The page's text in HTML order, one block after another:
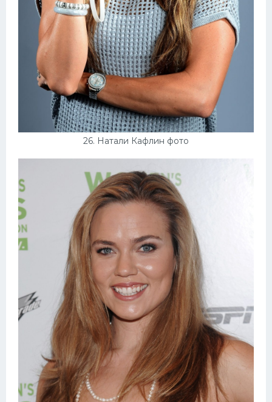
26. Натали Кафлин фото